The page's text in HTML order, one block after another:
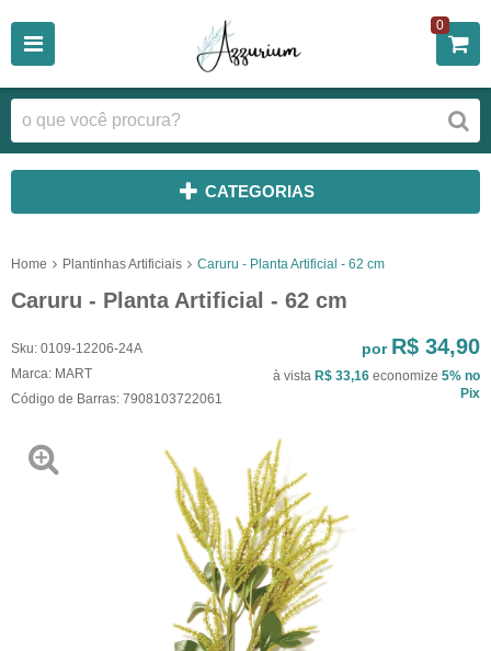
0
CATEGORIAS
Home Plantinhas Artificiais Caruru - Planta Artificial - 62 cm
Caruru - Planta Artificial - 62 cm
Sku: 0109-12206-24A
Marca: MART
Código de Barras: 7908103722061
por R$ 34,90
à vista R$ 33,16 economize 5% no
Pix